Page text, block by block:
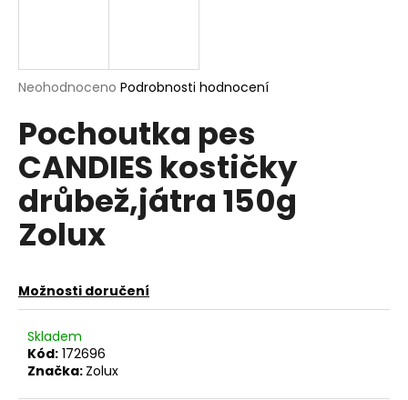
Průměrné
produktu
je
0,0
z
5
hvězdiček.
Neohodnoceno Podrobnosti hodnocení
Pochoutka pes
CANDIES kostičky
drůbež,játra 150g
Zolux
Možnosti doručení
Skladem
Kód: 172696
Značka: Zolux
í
t
?
HLEDAT
D
o
p
o